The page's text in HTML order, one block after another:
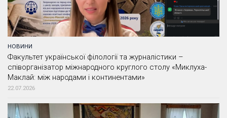
НОВИНИ
Факультет української філології та журналістики –
співорганізатор міжнародного круглого столу «Миклуха-
Маклай: між народами і континентами»
22.07.2026